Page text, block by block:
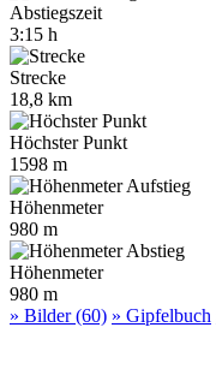
Abstiegszeit
3:15 h
Strecke
18,8 km
Höchster Punkt
1598 m
Höhenmeter
980 m
Höhenmeter
980 m
» Bilder (60) » Gipfelbuch